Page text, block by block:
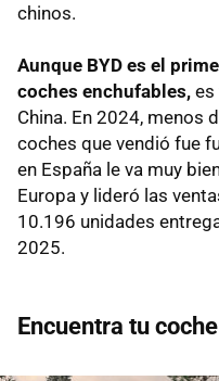
chinos.
Aunque BYD es el
coches enchufables, es
China. En 2024, menos
coches que vendió fue
en España le va muy
Europa y lideró las
10.196 unidades
2025.
Encuentra tu